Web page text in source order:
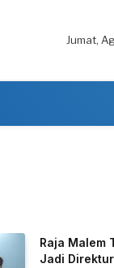
Jumat,
Raja Malem
Jadi